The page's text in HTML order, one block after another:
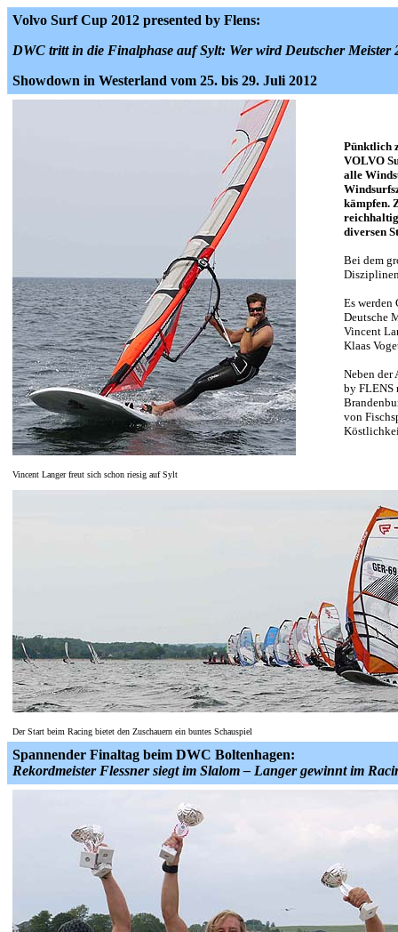
Volvo Surf Cup 2012 presented by Flens:
DWC tritt in die Finalphase auf Sylt: Wer wird Deutscher Meister
Showdown in Westerland vom 25. bis 29. Juli 2012
Vincent Langer freut sich schon riesig auf Sylt
Pünktlich
VOLVO
alle
kämpfen.
diversen
Bei dem
Es werden
Deutsche
Vincent
Klaas
Neben der
by FLENS
von
Der Start beim Racing bietet den Zuschauern ein buntes Schauspiel
Spannender Finaltag beim DWC Boltenhagen:
Rekordmeister Flessner siegt im Slalom – Langer gewinnt im